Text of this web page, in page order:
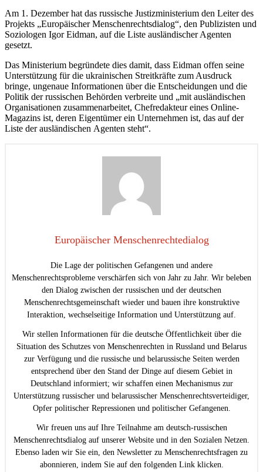
Am 1. Dezember hat das russische Justizministerium den Leiter des
Projekts „Europäischer Menschenrechtsdialog“, den Publizisten und
Soziologen Igor Eidman, auf die Liste ausländischer Agenten
gesetzt.
Das Ministerium begründete dies damit, dass Eidman offen seine
Unterstützung für die ukrainischen Streitkräfte zum Ausdruck
bringe, ungenaue Informationen über die Entscheidungen und die
Politik der russischen Behörden verbreite und „mit ausländischen
Organisationen zusammenarbeitet, Chefredakteur eines Online-
Magazins ist, deren Eigentümer ein Unternehmen ist, das auf der
Liste der ausländischen Agenten steht“.
Europäischer Menschenrechtedialog
Die Lage der politischen Gefangenen und andere
Menschenrechtsprobleme verschärfen sich von Jahr zu Jahr. Wir beleben
den Dialog zwischen der russischen und der deutschen
Menschenrechtsgemeinschaft wieder und bauen ihre konstruktive
Interaktion, wechselseitige Information und Unterstützung auf.
Wir stellen Informationen für die deutsche Öffentlichkeit über die
Situation des Schutzes von Menschenrechten in Russland und Belarus
zur Verfügung und die russische und belarussische Seiten werden
entsprechend über den Stand der Dinge auf diesem Gebiet in
Deutschland informiert; wir schaffen einen Mechanismus zur
Unterstützung russischer und belarussischer Menschenrechtsverteidiger,
Opfer politischer Repressionen und politischer Gefangenen.
Wir freuen uns auf Ihre Teilnahme am deutsch-russischen
Menschenrechtsdialog auf unserer Website und in den Sozialen Netzen.
Ebenso laden wir Sie ein, den Newsletter zu Menschenrechtsfragen zu
abonnieren, indem Sie auf den folgenden Link klicken.